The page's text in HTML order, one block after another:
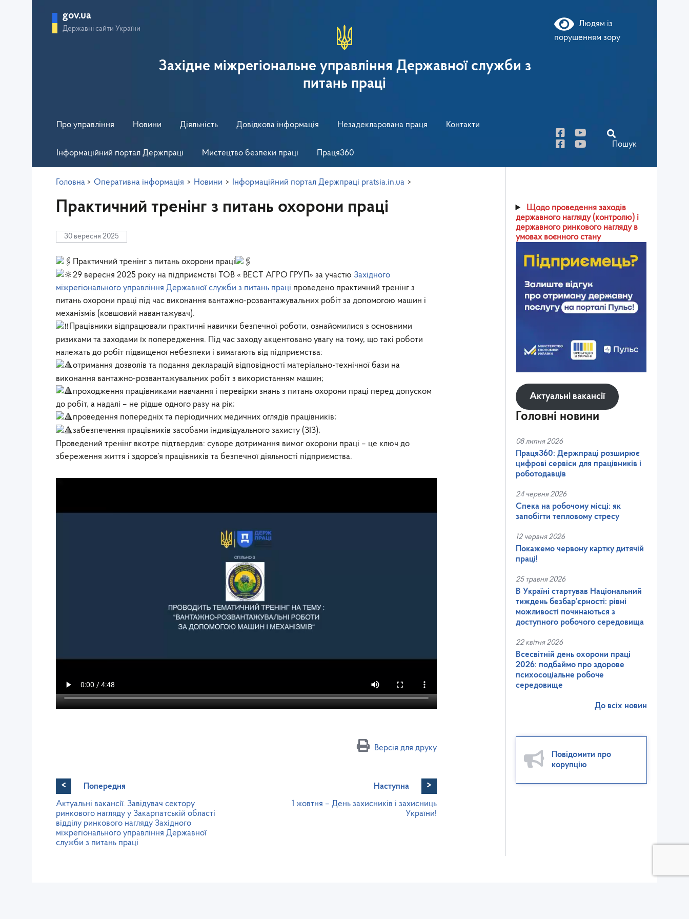
gov.ua
Державні сайти України
Людям із
порушенням зору
Західне міжрегіональне управління Державної служби з
питань праці
Про управління Новини Діяльність Довідкова інформація Незадекларована праця Контакти
Інформаційний портал Держпраці Мистецтво безпеки праці Праця360
Пошук
Головна > Оперативна інформація > Новини > Інформаційний портал Держпраці pratsia.in.ua >
Практичний тренінг з питань охорони праці
30 вересня 2025
Практичний тренінг з питань охорони праці
29 вересня 2025 року на підприємстві ТОВ « ВЕСТ АГРО ГРУП» за участю Західного
міжрегіонального управління Державної служби з питань праці проведено практичний тренінг з
питань охорони праці під час виконання вантажно-розвантажувальних робіт за допомогою машин і
механізмів (ковшовий навантажувач).
Працівники відпрацювали практичні навички безпечної роботи, ознайомилися з основними
ризиками та заходами їх попередження. Під час заходу акцентовано увагу на тому, що такі роботи
належать до робіт підвищеної небезпеки і вимагають від підприємства:
отримання дозволів та подання декларацій відповідності матеріально-технічної бази на
виконання вантажно-розвантажувальних робіт з використанням машин;
проходження працівниками навчання і перевірки знань з питань охорони праці перед допуском
до робіт, а надалі – не рідше одного разу на рік;
проведення попередніх та періодичних медичних оглядів працівників;
забезпечення працівників засобами індивідуального захисту (ЗІЗ);
Проведений тренінг вкотре підтвердив: суворе дотримання вимог охорони праці – це ключ до
збереження життя і здоров’я працівників та безпечної діяльності підприємства.
Версія для друку
<
Попередня
Актуальні вакансії. Завідувач сектору
ринкового нагляду у Закарпатській області
відділу ринкового нагляду Західного
міжрегіонального управління Державної
служби з питань праці
Наступна >
1 жовтня – День захисників і захисниць
України!
Щодо проведення заходів
державного нагляду (контролю) і
державного ринкового нагляду в
умовах воєнного стану
Актуальні вакансії
Головні новини
08 липня 2026
Праця360: Держпраці розширює
цифрові сервіси для працівників і
роботодавців
24 червня 2026
Спека на робочому місці: як
запобігти тепловому стресу
12 червня 2026
Покажемо червону картку дитячій
праці!
25 травня 2026
В Україні стартував Національний
тиждень безбар’єрності: рівні
можливості починаються з
доступного робочого середовища
22 квітня 2026
Всесвітній день охорони праці
2026: подбаймо про здорове
психосоціальне робоче
середовище
До всіх новин
Повідомити про
корупцію